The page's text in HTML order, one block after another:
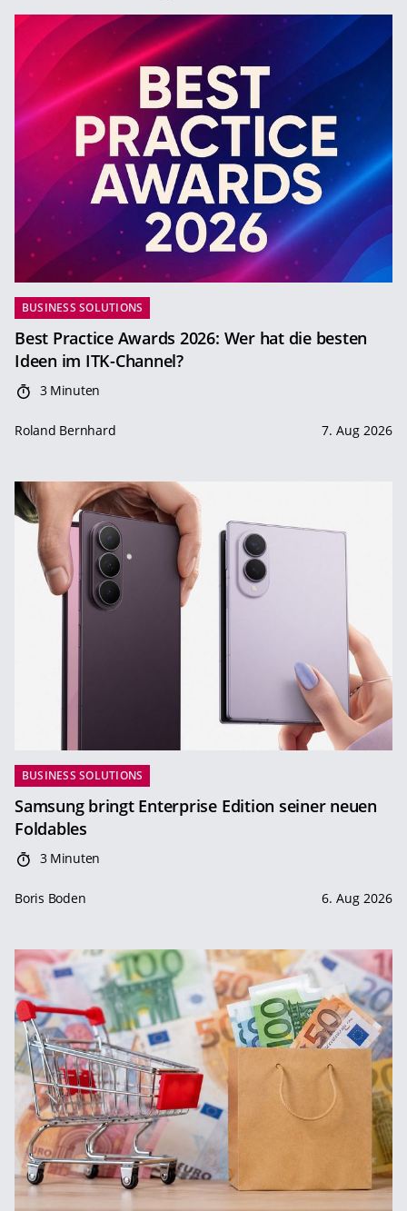
BUSINESS SOLUTIONS
Best Practice Awards 2026: Wer hat die besten
Ideen im ITK-Channel?
3 Minuten
Roland Bernhard 7. Aug 2026
BUSINESS SOLUTIONS
Samsung bringt Enterprise Edition seiner neuen
Foldables
3 Minuten
Boris Boden 6. Aug 2026